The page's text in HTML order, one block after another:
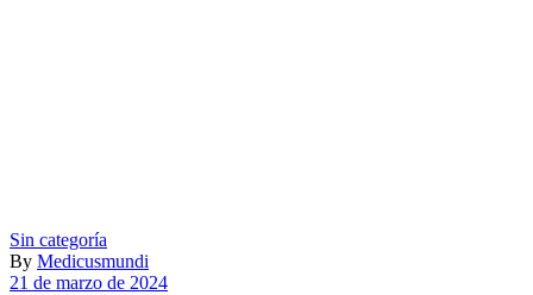
Sin categoría
By Medicusmundi
21 de marzo de 2024